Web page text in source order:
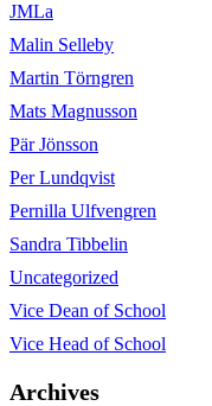
JMLa
Malin Selleby
Martin Törngren
Mats Magnusson
Pär Jönsson
Per Lundqvist
Pernilla Ulfvengren
Sandra Tibbelin
Uncategorized
Vice Dean of School
Vice Head of School
Archives